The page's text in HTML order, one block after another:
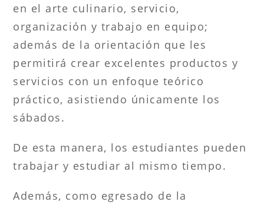
en el arte culinario, servicio,
organización y trabajo en equipo;
además de la orientación que les
permitirá crear excelentes productos y
servicios con un enfoque teórico
práctico, asistiendo únicamente los
sábados.
De esta manera, los estudiantes pueden
trabajar y estudiar al mismo tiempo.
Además, como egresado de la